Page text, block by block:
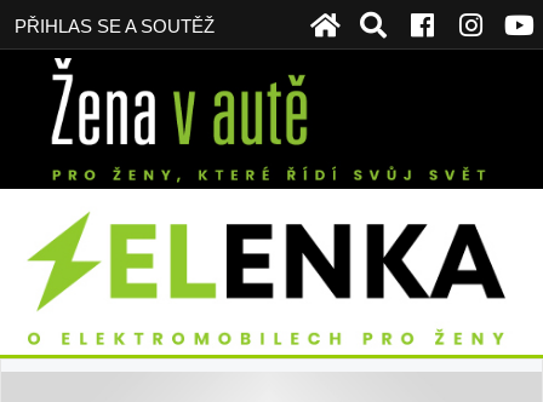
PŘIHLAS SE A SOUTĚŽ